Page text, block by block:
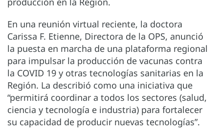
En una reunión virtual reciente, la doctora
Carissa F. Etienne, Directora de la OPS, anunció
la puesta en marcha de una plataforma regional
para impulsar la producción de vacunas contra
la COVID 19 y otras tecnologías sanitarias en la
Región. La describió como una iniciativa que
“permitirá coordinar a todos los sectores (salud,
ciencia y tecnología e industria) para fortalecer
su capacidad de producir nuevas tecnologías”.